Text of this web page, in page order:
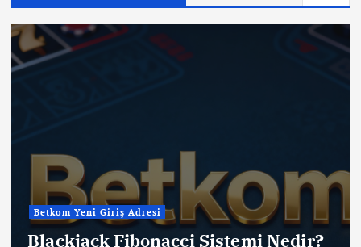
Betkom Yeni Giriş Adresi
Blackjack Fibonacci Sistemi Nedir?